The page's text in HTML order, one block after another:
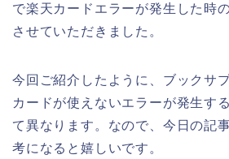
で楽天カードエラーが発生した時
させていただきました。
今回ご紹介したように、ブックサ
カードが使えないエラーが発生す
て異なります。なので、今日の記
考になると嬉しいです。